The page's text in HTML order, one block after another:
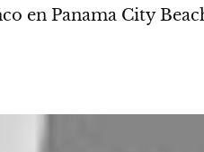
en Panama City